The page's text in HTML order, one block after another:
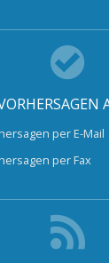
per E-Mail
per Fax